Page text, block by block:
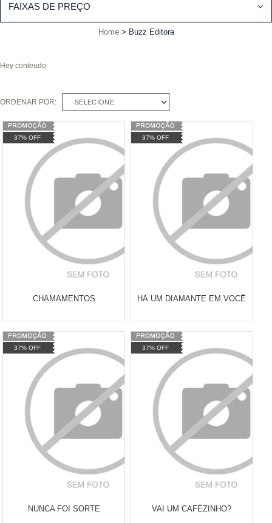
FAIXAS DE PREÇO
Home Buzz Editora
Hey conteudo
ORDENAR POR: SELECIONE
37% OFF
CHAMAMENTOS
Varejo:
Atacado: R$ 2.550,90 (Apenas
Revendedor)
10 x
Cat:
COMPRAR
37% OFF
HÁ UM DIAMANTE EM VOCÊ
Varejo:
Atacado: R$ 2.550,90 (Apenas
Revendedor)
10 x
Cat:
COMPRAR
37% OFF
NUNCA FOI SORTE
37% OFF
VAI UM CAFÉZINHO?